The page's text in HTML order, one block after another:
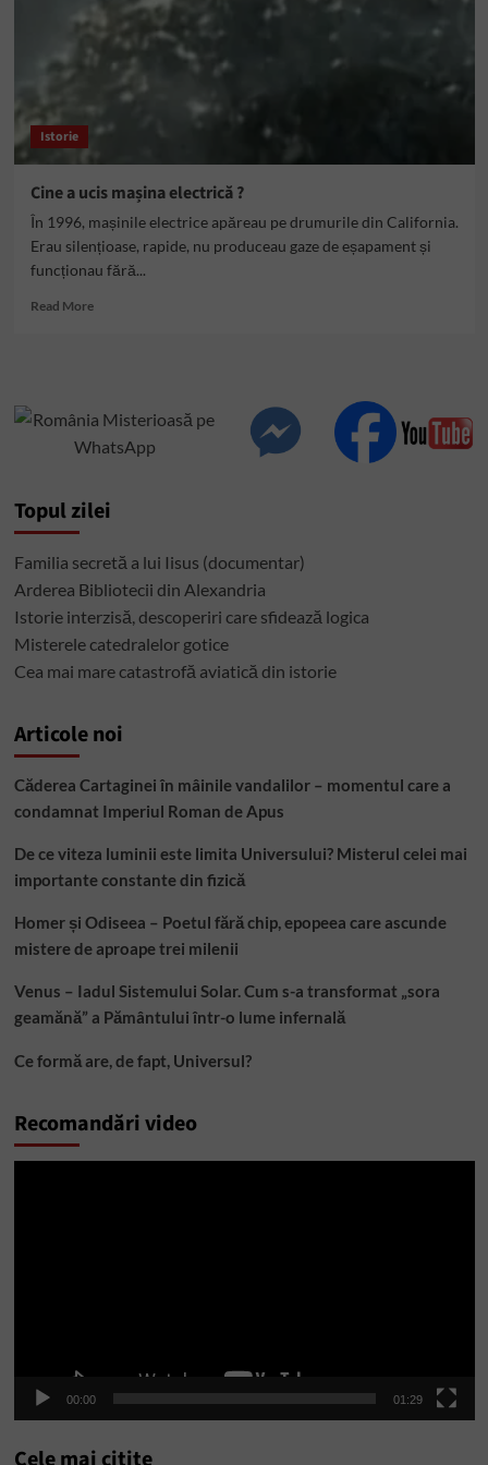
Istorie
Cine a ucis mașina electrică ?
În 1996, mașinile electrice apăreau pe drumurile din California.
Erau silențioase, rapide, nu produceau gaze de eșapament și
funcționau fără...
Read MoreRead
mașina
electrică
Topul zilei
Familia secretă a lui Iisus (documentar)
Arderea Bibliotecii din Alexandria
Istorie interzisă, descoperiri care sfidează logica
Misterele catedralelor gotice
Cea mai mare catastrofă aviatică din istorie
Articole noi
Căderea Cartaginei în mâinile vandalilor – momentul care a
condamnat Imperiul Roman de Apus
De ce viteza luminii este limita Universului? Misterul celei mai
importante constante din fizică
Homer și Odiseea – Poetul fără chip, epopeea care ascunde
mistere de aproape trei milenii
Venus – Iadul Sistemului Solar. Cum s-a transformat „sora
geamănă” a Pământului într-o lume infernală
Ce formă are, de fapt, Universul?
Recomandări video
00:00 01:29